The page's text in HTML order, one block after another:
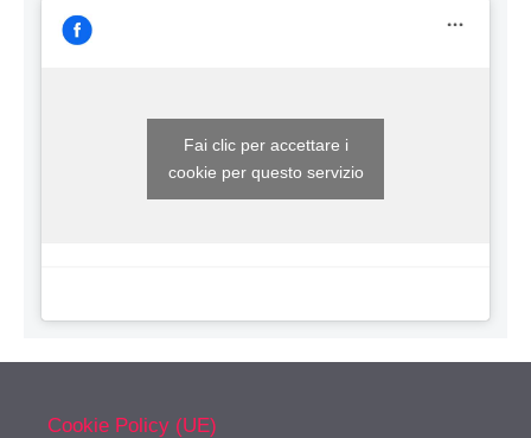
Fai clic per accettare i
cookie per questo servizio
Cookie Policy (UE)